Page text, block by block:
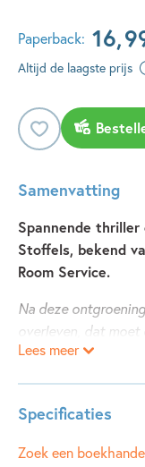
Paperback: 16,
Altijd de laagste prijs
Samenvatting
Spannende
Stoffels, bekend
Room Service.
Na deze
overleven, dat
het leven. De
gevaarlijke
Lees meer
Specificaties
Leeftijdsindicatie:
Zoek een